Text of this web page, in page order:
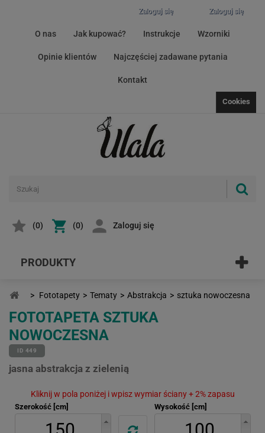
Zaloguj się
Zaloguj się
O nas Jak kupować? Instrukcje Wzorniki
Opinie klientów Najczęściej zadawane pytania
Kontakt
Cookies
(0) (0) Zaloguj się
PRODUKTY
> Fototapety > Tematy > Abstrakcja > sztuka nowoczesna
FOTOTAPETA SZTUKA
NOWOCZESNA
ID 449
jasna abstrakcja z zielenią
Kliknij w pola poniżej i wpisz wymiar ściany + 2% zapasu
Szerokość [cm] Wysokość [cm]